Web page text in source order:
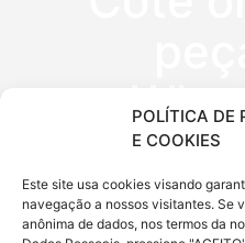
POLÍTICA DE
E COOKIES
Este site usa cookies visando
navegação a nossos visitantes. Se
anônima de dados, nos termos da
(11)